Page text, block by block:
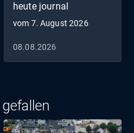
heute journal
vom 7. August 2026
08.08.2026